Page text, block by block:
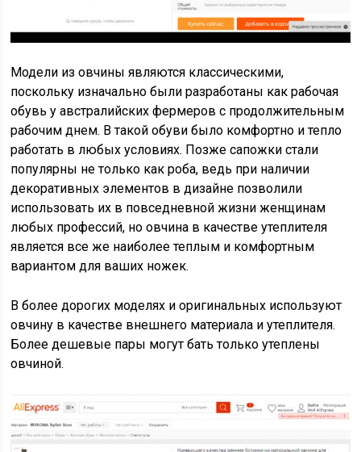
Модели из овчины являются классическими,
поскольку изначально были разработаны как рабочая
обувь у австралийских фермеров с продолжительным
рабочим днем. В такой обуви было комфортно и тепло
работать в любых условиях. Позже сапожки стали
популярны не только как роба, ведь при наличии
декоративных элементов в дизайне позволили
использовать их в повседневной жизни женщинам
любых профессий, но овчина в качестве утеплителя
является все же наиболее теплым и комфортным
вариантом для ваших ножек.
В более дорогих моделях и оригинальных используют
овчину в качестве внешнего материала и утеплителя.
Более дешевые пары могут бать только утеплены
овчиной.